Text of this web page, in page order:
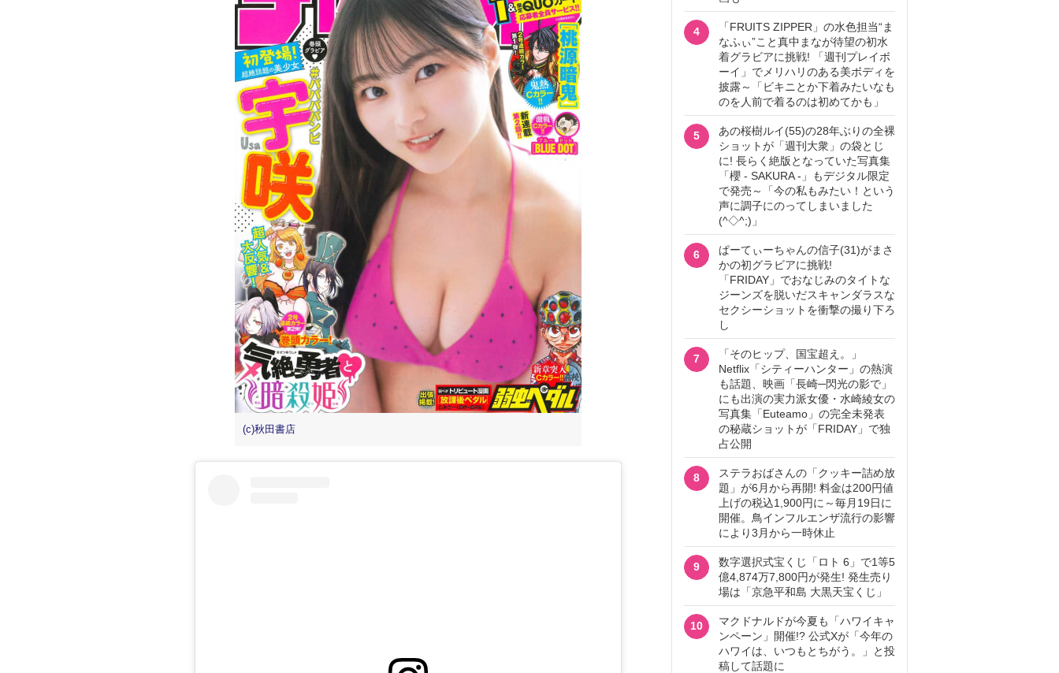
(c)秋田書店
4
「FRUITS ZIPPER」の水色担当“ま
なふぃ”こと真中まなが待望の初水
着グラビアに挑戦! 「週刊プレイボ
ーイ」でメリハリのある美ボディを
披露～「ビキニとか下着みたいなも
のを人前で着るのは初めてかも」
5
あの桜樹ルイ(55)の28年ぶりの全裸
ショットが「週刊大衆」の袋とじ
に! 長らく絶版となっていた写真集
「櫻 - SAKURA -」もデジタル限定
で発売～「今の私もみたい！という
声に調子にのってしまいました
(^◇^;)」
6
ぱーてぃーちゃんの信子(31)がまさ
かの初グラビアに挑戦!
「FRIDAY」でおなじみのタイトな
ジーンズを脱いだスキャンダラスな
セクシーショットを衝撃の撮り下ろ
し
7
「そのヒップ、国宝超え。」
Netflix「シティーハンター」の熱演
も話題、映画「長崎─閃光の影で」
にも出演の実力派女優・水崎綾女の
写真集「Euteamo」の完全未発表
の秘蔵ショットが「FRIDAY」で独
占公開
8
ステラおばさんの「クッキー詰め放
題」が6月から再開! 料金は200円値
上げの税込1,900円に～毎月19日に
開催。鳥インフルエンザ流行の影響
により3月から一時休止
9
数字選択式宝くじ「ロト 6」で1等5
億4,874万7,800円が発生! 発生売り
場は「京急平和島 大黒天宝くじ」
10
マクドナルドが今夏も「ハワイキャ
ンペーン」開催!? 公式Xが「今年の
ハワイは、いつもとちがう。」と投
稿して話題に